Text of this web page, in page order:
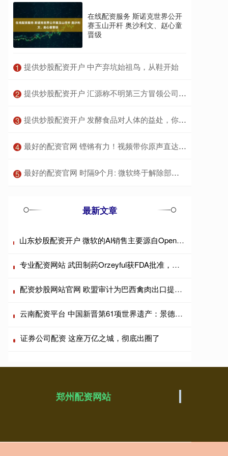
在线配资服务 斯诺克世界公开
赛玉山开杆 奥沙利文、赵心童
晋级
1 ​提供炒股配资开户 中产弃坑始祖鸟，从鞋开始
2 ​提供炒股配资开户 汇源称不明第三方冒领公司新刻印章 茶颜悦色就联名手账本涉抄袭致歉_下架_营业执照_封面
3 ​提供炒股配资开户 发酵食品对人体的益处，你知道几个？这3大好处不妨了解一下
4 ​最好的配资官网 铿锵有力！视频带你原声直达阅兵集训点
5 ​最好的配资官网 时隔9个月: 微软终于解除部分用户Windows 11 24H2升级限制
最新文章
山东炒股配资开户 微软的AI销售主要源自OpenAI，凸显对紧密合作伙伴的依赖程度
专业配资网站 武田制药Orzeyful获FDA批准，用于治疗1型发作性睡病
配资炒股网站官网 欧盟审计为巴西禽肉出口提供绕过禁令的路径
云南配资平台 中国新晋第61项世界遗产：景德镇这七处必访景点，谁是C位？
证券公司配资 这座万亿之城，彻底出圈了
郑州配资网站